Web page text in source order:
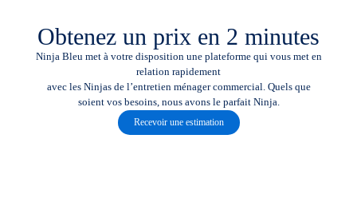
Obtenez un prix en 2 minutes
Ninja Bleu met à votre disposition une plateforme qui vous met en
relation rapidement
avec les Ninjas de l’entretien ménager commercial. Quels que
soient vos besoins, nous avons le parfait Ninja.
Recevoir une estimation